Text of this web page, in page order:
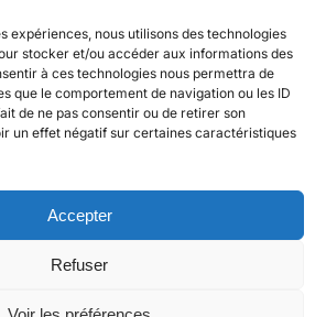
expériences, nous utilisons des technologies
stocker et/ou accéder aux informations des
à ces technologies nous permettra de
que le comportement de navigation ou les ID
de ne pas consentir ou de retirer son
un effet négatif sur certaines caractéristiques
Accepter
Refuser
SPCONSULTING INFORMATIQUE.
MENTIONS LÉGALES